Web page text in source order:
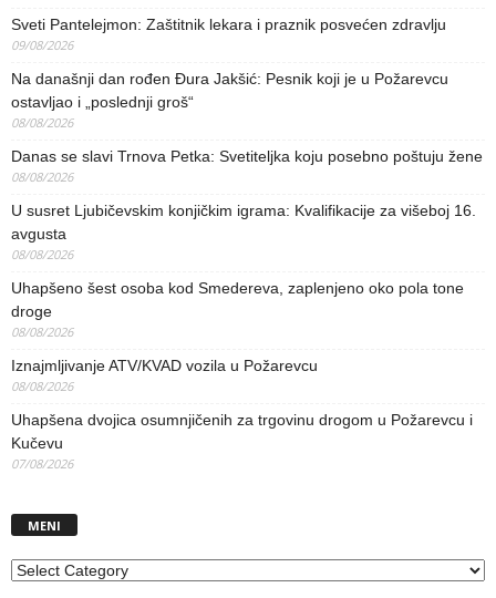
Sveti Pantelejmon: Zaštitnik lekara i praznik posvećen zdravlju
09/08/2026
Na današnji dan rođen Đura Jakšić: Pesnik koji je u Požarevcu
ostavljao i „poslednji groš“
08/08/2026
Danas se slavi Trnova Petka: Svetiteljka koju posebno poštuju žene
08/08/2026
U susret Ljubičevskim konjičkim igrama: Kvalifikacije za višeboj 16.
avgusta
08/08/2026
Uhapšeno šest osoba kod Smedereva, zaplenjeno oko pola tone
droge
08/08/2026
Iznajmljivanje ATV/KVAD vozila u Požarevcu
08/08/2026
Uhapšena dvojica osumnjičenih za trgovinu drogom u Požarevcu i
Kučevu
07/08/2026
MENI
MENI